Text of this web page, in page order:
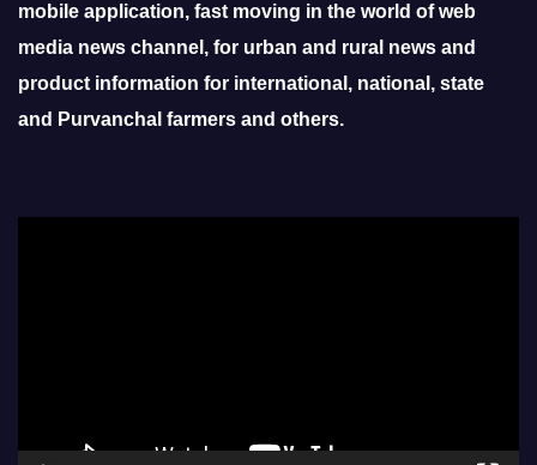
mobile application, fast moving in the world of web
media news channel, for urban and rural news and
product information for international, national, state
and Purvanchal farmers and others.